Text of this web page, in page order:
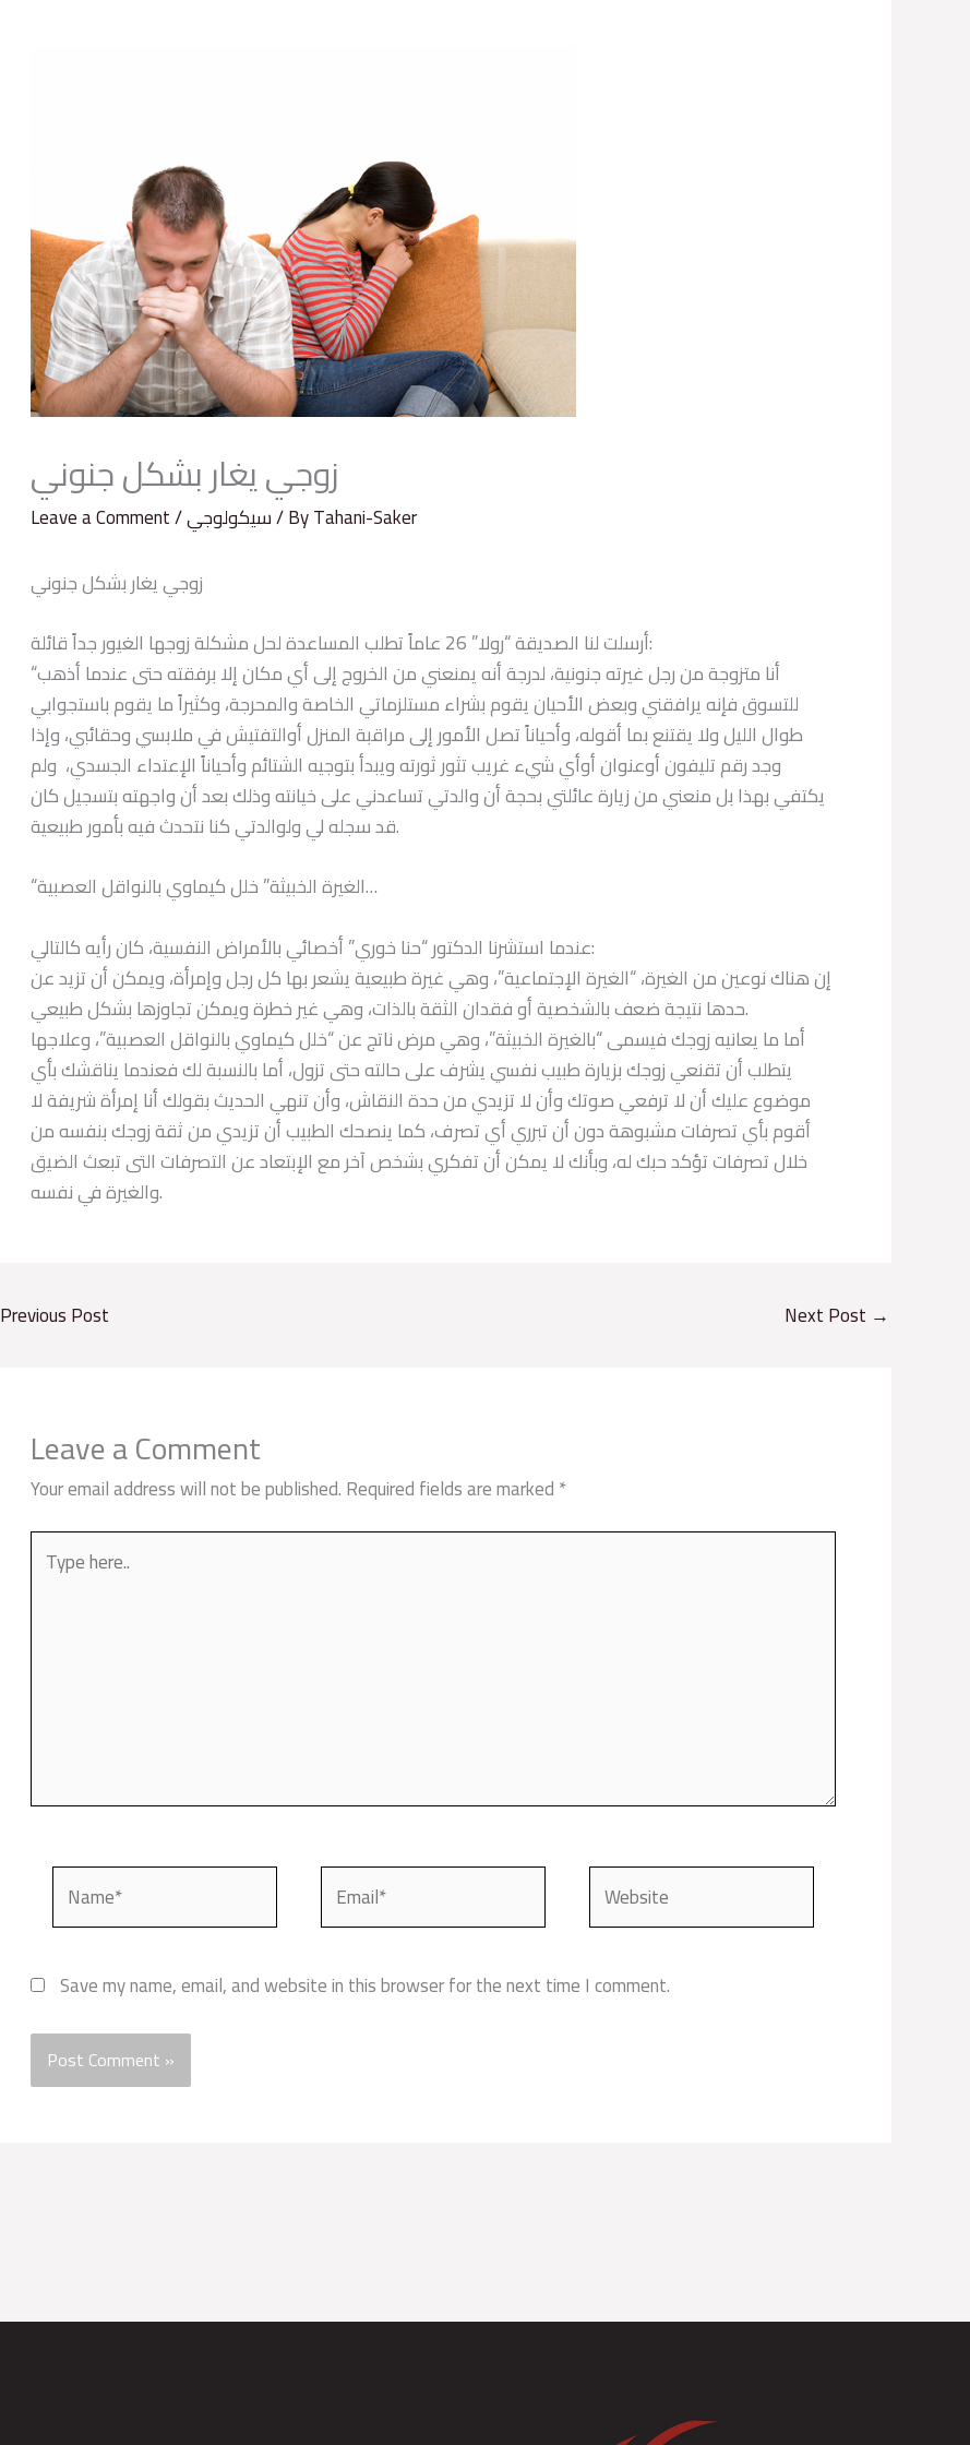
زوجي يغار بشكل جنوني
Leave a Comment/سيكولوجي/ ByTahani-Saker
زوجي يغار بشكل جنوني
أرسلت لنا الصديقة “رولا” 26 عاماً تطلب المساعدة لحل مشكلة زوجها الغيور جداً قائلة:
“أنا متزوجة من رجل غيرته جنونية، لدرجة أنه يمنعني من الخروج إلى أي مكان إلا برفقته حتى عندما أذهب
للتسوق فإنه يرافقني وبعض الأحيان يقوم بشراء مستلزماتي الخاصة والمحرجة، وكثيراً ما يقوم باستجوابي
طوال الليل ولا يقتنع بما أقوله، وأحياناً تصل الأمور إلى مراقبة المنزل أوالتفتيش في ملابسي وحقائبي، وإذا
وجد رقم تليفون أوعنوان أوأي شيء غريب تثور ثورته ويبدأ بتوجيه الشتائم وأحياناً الإعتداء الجسدي، ولم
يكتفي بهذا بل منعني من زيارة عائلتي بحجة أن والدتي تساعدني على خيانته وذلك بعد أن واجهته بتسجيل كان
قد سجله لي ولوالدتي كنا نتحدث فيه بأمور طبيعية.
“الغيرة الخبيثة” خلل كيماوي بالنواقل العصبية…
عندما استشرنا الدكتور “حنا خوري” أخصائي بالأمراض النفسية، كان رأيه كالتالي:
إن هناك نوعين من الغيرة، “الغيرة الإجتماعية”، وهي غيرة طبيعية يشعر بها كل رجل وإمرأة، ويمكن أن تزيد عن
حدها نتيجة ضعف بالشخصية أو فقدان الثقة بالذات، وهي غير خطرة ويمكن تجاوزها بشكل طبيعي.
أما ما يعانيه زوجك فيسمى “بالغيرة الخبيثة”، وهي مرض ناتج عن “خلل كيماوي بالنواقل العصبية”، وعلاجها
يتطلب أن تقنعي زوجك بزيارة طبيب نفسي يشرف على حالته حتى تزول، أما بالنسبة لك فعندما يناقشك بأي
موضوع عليك أن لا ترفعي صوتك وأن لا تزيدي من حدة النقاش، وأن تنهي الحديث بقولك أنا إمرأة شريفة لا
أقوم بأي تصرفات مشبوهة دون أن تبرري أي تصرف، كما ينصحك الطبيب أن تزيدي من ثقة زوجك بنفسه من
خلال تصرفات تؤكد حبك له، وبأنك لا يمكن أن تفكري بشخص آخر مع الإبتعاد عن التصرفات التى تبعث الضيق
والغيرة في نفسه.
Previous Post Next Post →
Leave a Comment
Your email address will not be published.Required fields are marked*
here..
Website
Save my name, email, and website in this browser for the next time I comment.